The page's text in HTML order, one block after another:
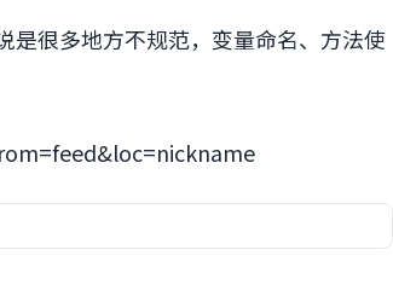
是很多地方不规范，变量命名、方法使